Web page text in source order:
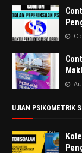
UJIAN PSIKOMETRIK